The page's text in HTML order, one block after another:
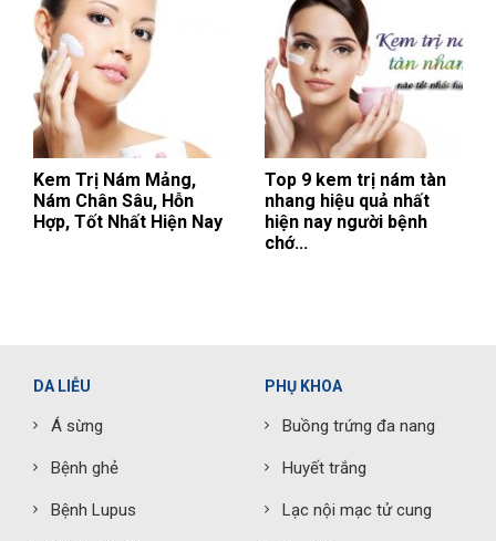
Kem Trị Nám Mảng,
Nám Chân Sâu, Hỗn
Hợp, Tốt Nhất Hiện Nay
Top 9 kem trị nám tàn
nhang hiệu quả nhất
hiện nay người bệnh
chớ...
DA LIỄU
Á sừng
Bệnh ghẻ
Bệnh Lupus
PHỤ KHOA
Buồng trứng đa nang
Huyết trắng
Lạc nội mạc tử cung